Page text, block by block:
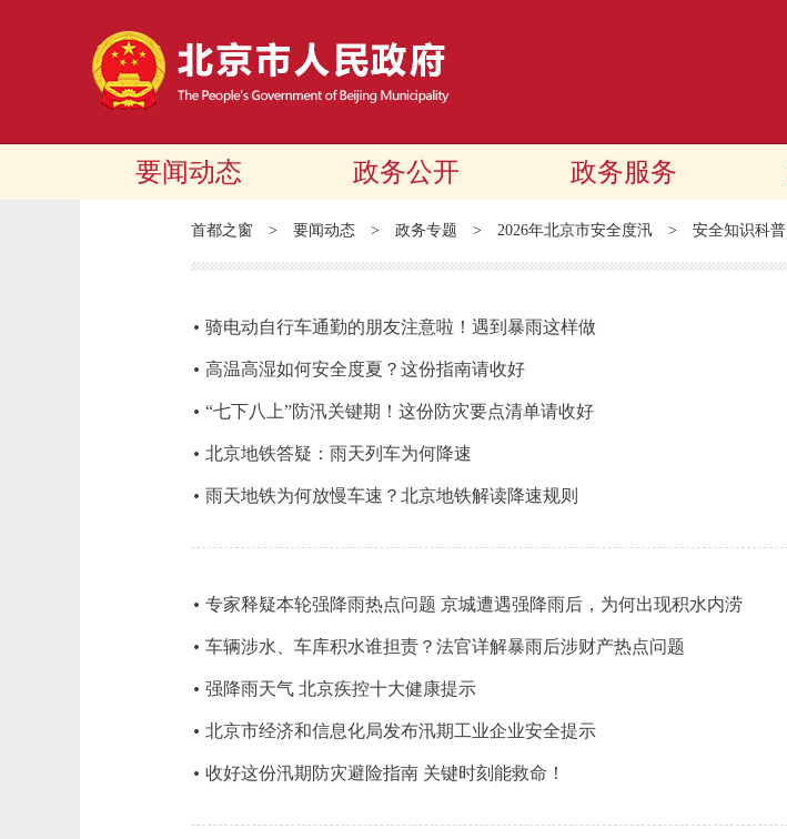
要闻动态 政务公开 政务服务
首都之窗 > 要闻动态 > 政务专题 > 2026年北京市安全度汛 > 安全知识科普
骑电动自行车通勤的朋友注意啦！遇到暴雨这样做
高温高湿如何安全度夏？这份指南请收好
“七下八上”防汛关键期！这份防灾要点清单请收好
北京地铁答疑：雨天列车为何降速
雨天地铁为何放慢车速？北京地铁解读降速规则
专家释疑本轮强降雨热点问题 京城遭遇强降雨后，为何出现积水内涝
车辆涉水、车库积水谁担责？法官详解暴雨后涉财产热点问题
强降雨天气 北京疾控十大健康提示
北京市经济和信息化局发布汛期工业企业安全提示
收好这份汛期防灾避险指南 关键时刻能救命！